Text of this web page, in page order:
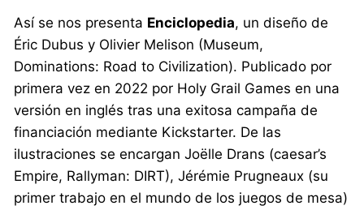
Así se nos presenta Enciclopedia, un diseño de
Éric Dubus y Olivier Melison (Museum,
Dominations: Road to Civilization). Publicado por
primera vez en 2022 por Holy Grail Games en una
versión en inglés tras una exitosa campaña de
financiación mediante Kickstarter. De las
ilustraciones se encargan Joëlle Drans (caesar’s
Empire, Rallyman: DIRT), Jérémie Prugneaux (su
primer trabajo en el mundo de los juegos de mesa)